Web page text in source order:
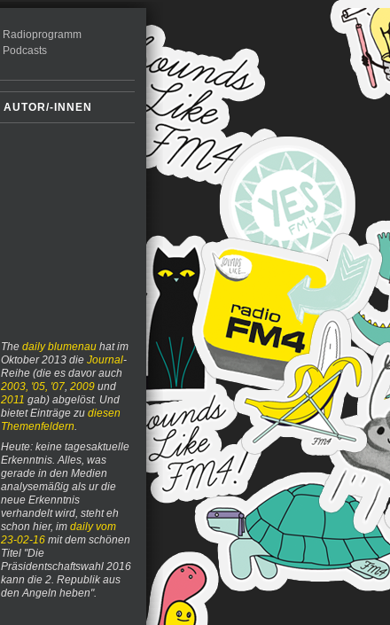
Radioprogramm
Podcasts
AUTOR/-INNEN
The daily blumenau hat im
Oktober 2013 die Journal-
Reihe (die es davor auch
2003, '05, '07, 2009 und
2011 gab) abgelöst. Und
bietet Einträge zu diesen
Themenfeldern.
Heute: keine tagesaktuelle
Erkenntnis. Alles, was
gerade in den Medien
analysemäßig als ur die
neue Erkenntnis
verhandelt wird, steht eh
schon hier, im daily vom
23-02-16 mit dem schönen
Titel "Die
Präsidentschaftswahl 2016
kann die 2. Republik aus
den Angeln heben".